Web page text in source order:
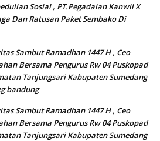
Sosial , PT.Pegadaian Kanwil X
Dan Ratusan Paket Sembako Di
Sambut Ramadhan 1447 H , Ceo
Bersama Pengurus Rw 04 Puskopad
Tanjungsari Kabupaten Sumedang
bandung
Sambut Ramadhan 1447 H , Ceo
Bersama Pengurus Rw 04 Puskopad
Tanjungsari Kabupaten Sumedang